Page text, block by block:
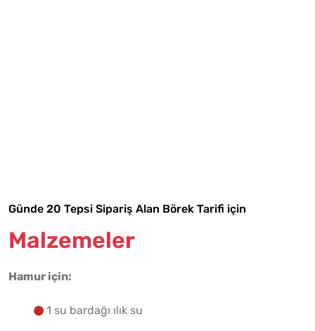
Günde 20 Tepsi Sipariş Alan Börek Tarifi için
Malzemeler
Hamur için:
1 su bardağı ılık su